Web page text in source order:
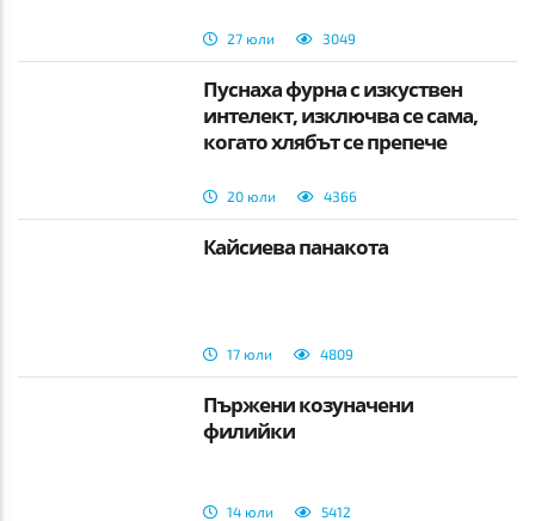
27 юли 3049
Пуснаха фурна с изкуствен
интелект, изключва се сама,
когато хлябът се препече
20 юли 4366
Кайсиева панакота
17 юли 4809
Пържени козуначени
филийки
14 юли 5412